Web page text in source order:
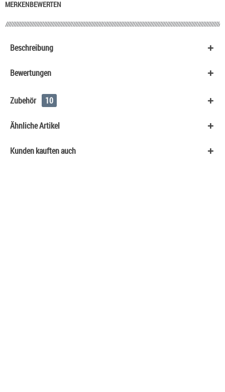
MERKENBEWERTEN
Beschreibung
Bewertungen
Zubehör 10
Ähnliche Artikel
Kunden kauften auch